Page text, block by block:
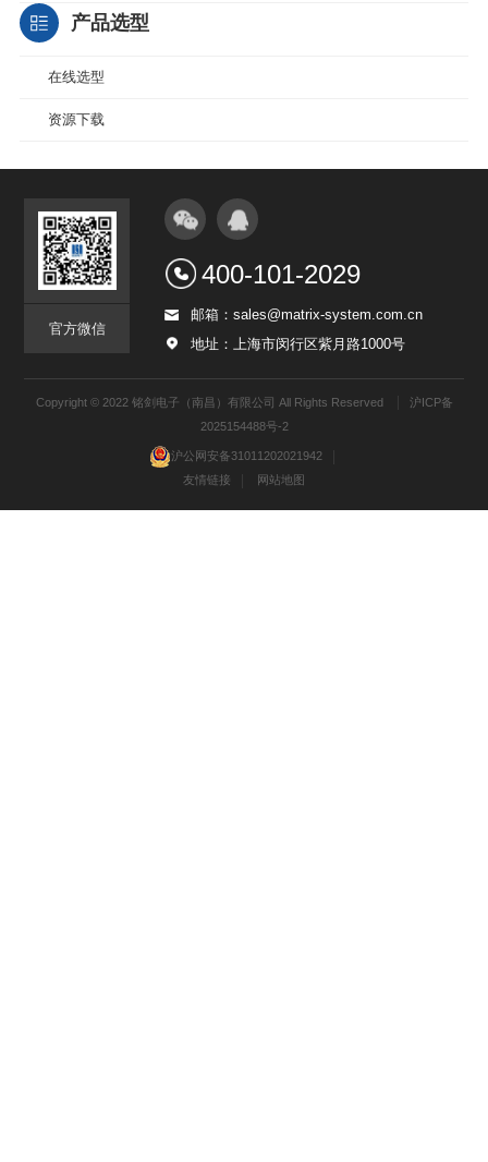
产品选型
在线选型
资源下载
官方微信
400-101-2029
邮箱：sales@matrix-system.com.cn
地址：上海市闵行区紫月路1000号
Copyright © 2022 铭剑电子（南昌）有限公司 All Rights Reserved
沪ICP备
2025154488号-2
沪公网安备31011202021942
友情链接
网站地图